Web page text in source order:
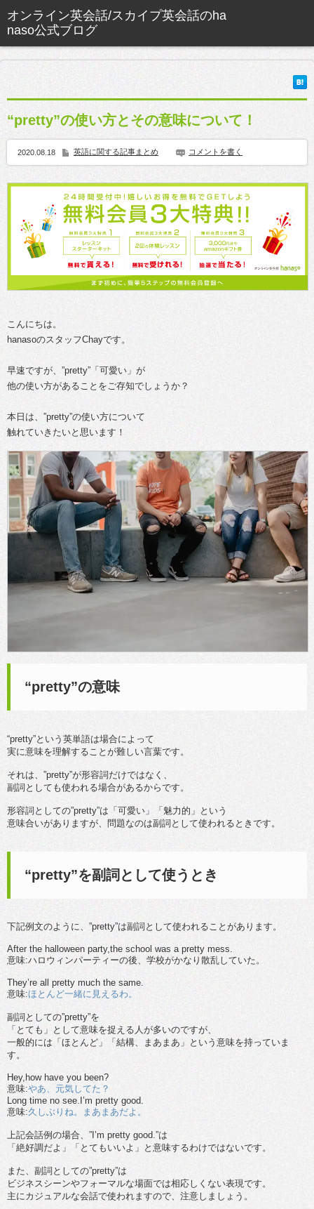
“pretty”の使い方とその意味について！
2020.08.18 英語に関する記事まとめ コメントを書く
こんにちは。
hanasoのスタッフChayです。
早速ですが、”pretty”「可愛い」が
他の使い方があることをご存知でしょうか？
本日は、”pretty”の使い方について
触れていきたいと思います！
“pretty”の意味
“pretty”という英単語は場合によって
実に意味を理解することが難しい言葉です。
それは、”pretty”が形容詞だけではなく、
副詞としても使われる場合があるからです。
形容詞としての”pretty”は「可愛い」「魅力的」という
意味合いがありますが、問題なのは副詞として使われるときです。
“pretty”を副詞として使うとき
下記例文のように、”pretty”は副詞として使われることがあります。
After the halloween party,the school was a pretty mess.
意味:ハロウィンパーティーの後、学校がかなり散乱していた。
They’re all pretty much the same.
意味:ほとんど一緒に見えるわ。
副詞としての”pretty”を
「とても」として意味を捉える人が多いのですが、
一般的には「ほとんど」「結構、まあまあ」という意味を持っていま
す。
Hey,how have you been?
意味:やあ、元気してた？
Long time no see.I’m pretty good.
意味:久しぶりね。まあまあだよ。
上記会話例の場合、”I’m pretty good.”は
「絶好調だよ」「とてもいいよ」と意味するわけではないです。
また、副詞としての”pretty”は
ビジネスシーンやフォーマルな場面では相応しくない表現です。
主にカジュアルな会話で使われますので、注意しましょう。